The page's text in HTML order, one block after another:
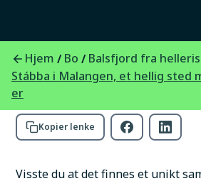
Hjem / Bo / Balsfjord fra
Stábba i Malangen, et hellig sted
er
Foto: Veronika Hole
Kopier lenke
Visste du at det finnes et unikt